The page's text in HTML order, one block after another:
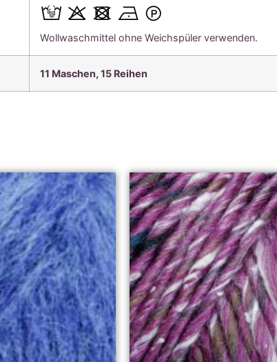
Wollwaschmittel ohne Weichspüler verwenden.
11 Maschen, 15 Reihen